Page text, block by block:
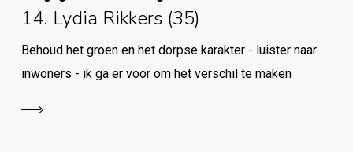
14. Lydia Rikkers (35)
Behoud het groen en het dorpse karakter - luister naar
inwoners - ik ga er voor om het verschil te maken